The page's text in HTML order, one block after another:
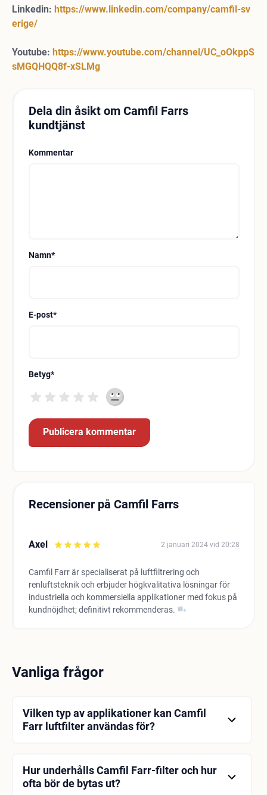
Linkedin: https://www.linkedin.com/company/camfil-sv
erige/
Youtube: https://www.youtube.com/channel/UC_oOkppS
sMGQHQQ8f-xSLMg
Dela din åsikt om Camfil Farrs
kundtjänst
Kommentar
Namn*
E-post*
Betyg*
Recensioner på Camfil Farrs
Axel 2 januari 2024 vid 20:28
Camfil Farr är specialiserat på luftfiltrering och
renluftsteknik och erbjuder högkvalitativa lösningar för
industriella och kommersiella applikationer med fokus på
kundnöjdhet; definitivt rekommenderas.
Vanliga frågor
Vilken typ av applikationer kan Camfil
Farr luftfilter användas för?
användas i ett brett spektrum av applikationer från
sjukhus till fabriker, hotell till kontor. De används för
Hur underhålls Camfil Farr-filter och hur
ofta bör de bytas ut?